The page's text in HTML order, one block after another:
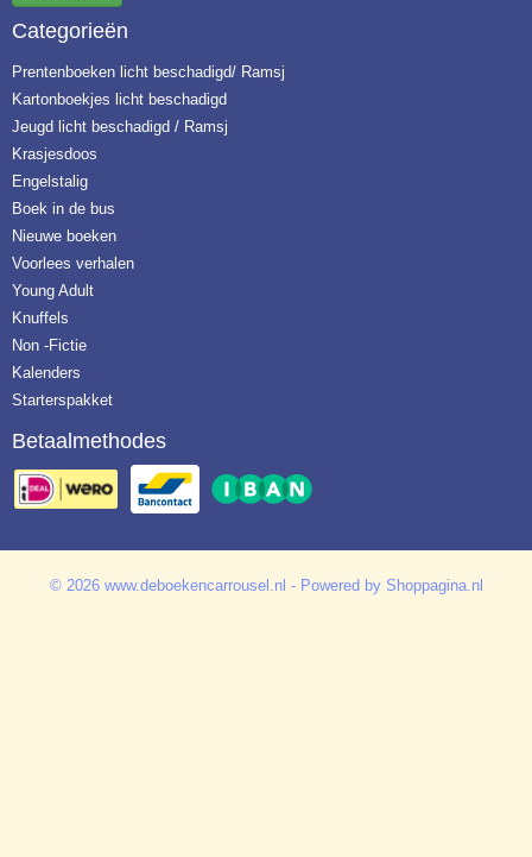
Categorieën
Prentenboeken licht beschadigd/ Ramsj
Kartonboekjes licht beschadigd
Jeugd licht beschadigd / Ramsj
Krasjesdoos
Engelstalig
Boek in de bus
Nieuwe boeken
Voorlees verhalen
Young Adult
Knuffels
Non -Fictie
Kalenders
Starterspakket
Betaalmethodes
© 2026 www.deboekencarrousel.nl - Powered by Shoppagina.nl